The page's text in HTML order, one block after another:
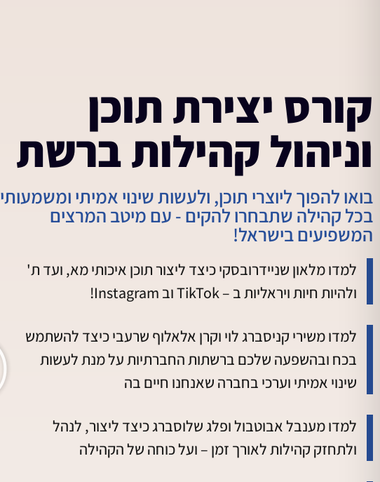
קורס יצירת תוכן
וניהול קהילות ברשת
בואו להפוך ליוצרי תוכן, ולעשות שינוי אמיתי ומשמעותי
בכל קהילה שתבחרו להקים - עם מיטב המרצים
המשפיעים בישראל!
למדו מלאון שניידרובסקי כיצד ליצור תוכן איכותי מא, ועד ת'
ולהיות חיות ויראליות ב – TikTok וב Instagram!
למדו משירי קניסברג לוי וקרן אלאלוף שרעבי כיצד להשתמש
בכח ובהשפעה שלכם ברשתות החברתיות על מנת לעשות
שינוי אמיתי וערכי בחברה שאנחנו חיים בה
למדו מענבל אבוטבול ופלג שלוסברג כיצד ליצור, לנהל
ולתחזק קהילות לאורך זמן – ועל כוחה של הקהילה